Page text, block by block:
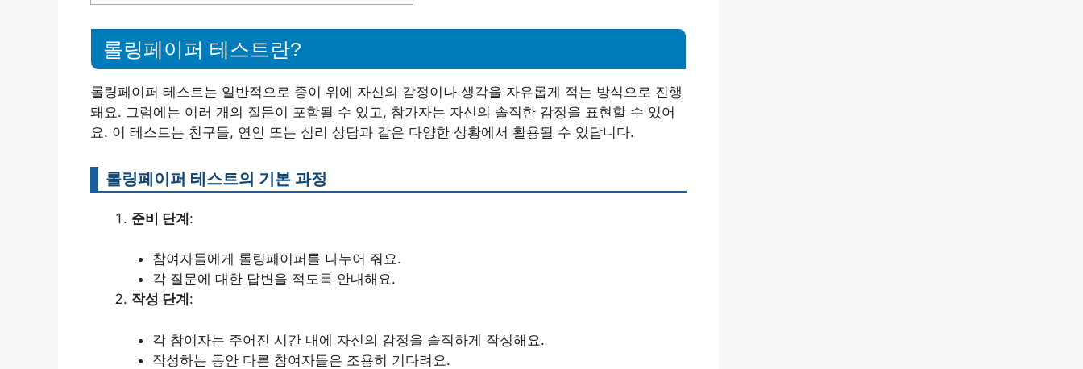
롤링페이퍼 테스트란?
롤링페이퍼 테스트는 일반적으로 종이 위에 자신의 감정이나 생각을 자유롭게 적는 방식으로 진행
돼요. 그럼에는 여러 개의 질문이 포함될 수 있고, 참가자는 자신의 솔직한 감정을 표현할 수 있어
요. 이 테스트는 친구들, 연인 또는 심리 상담과 같은 다양한 상황에서 활용될 수 있답니다.
롤링페이퍼 테스트의 기본 과정
준비 단계:
참여자들에게 롤링페이퍼를 나누어 줘요.
각 질문에 대한 답변을 적도록 안내해요.
작성 단계 :
각 참여자는 주어진 시간 내에 자신의 감정을 솔직하게 작성해요.
작성하는 동안 다른 참여자들은 조용히 기다려요.